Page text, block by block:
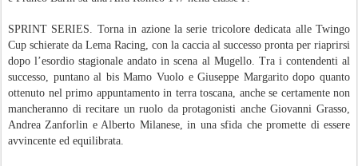
SPRINT SERIES. Torna in azione la serie tricolore dedicata alle Twingo
Cup schierate da Lema Racing, con la caccia al successo pronta per riaprirsi
dopo l’esordio stagionale andato in scena al Mugello. Tra i contendenti al
successo, puntano al bis Mamo Vuolo e Giuseppe Margarito dopo quanto
ottenuto nel primo appuntamento in terra toscana, anche se certamente non
mancheranno di recitare un ruolo da protagonisti anche Giovanni Grasso,
Andrea Zanforlin e Alberto Milanese, in una sfida che promette di essere
avvincente ed equilibrata.